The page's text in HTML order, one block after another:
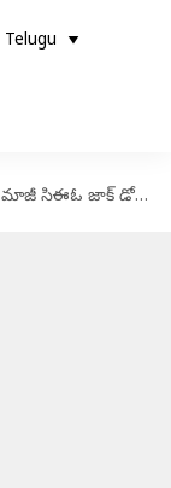
Telugu
డోర్సే లాంచ్ చేయనున్న బ్లూస్కై